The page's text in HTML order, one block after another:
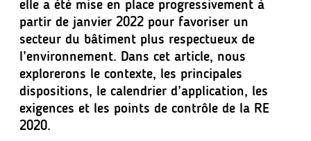
elle a été mise en place progressivement à
partir de janvier 2022 pour favoriser un
secteur du bâtiment plus respectueux de
l’environnement. Dans cet article, nous
explorerons le contexte, les principales
dispositions, le calendrier d’application, les
exigences et les points de contrôle de la RE
2020.